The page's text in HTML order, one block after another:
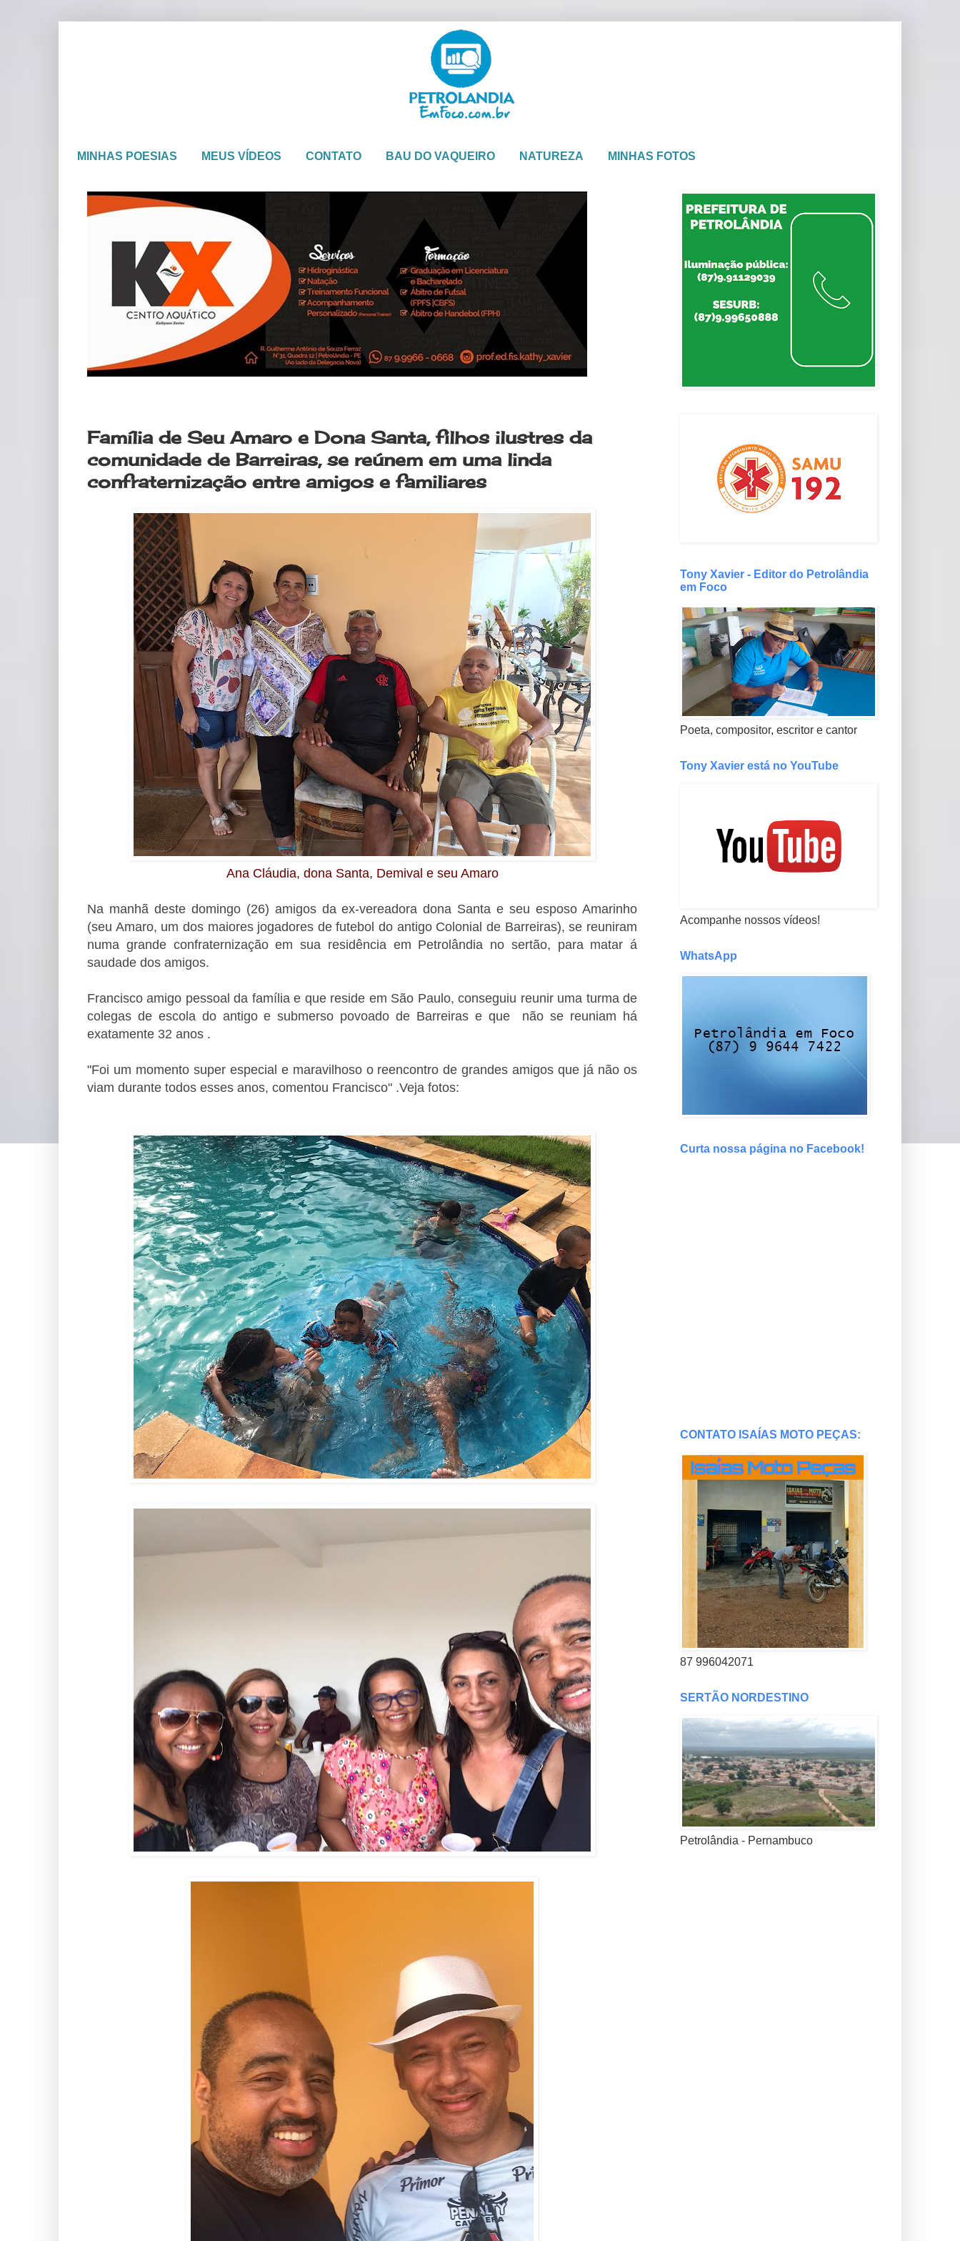
MINHAS POESIAS MEUS VÍDEOS CONTATO BAU DO VAQUEIRO NATUREZA MINHAS FOTOS
Família de Seu Amaro e Dona Santa, filhos ilustres da
comunidade de Barreiras, se reúnem em uma linda
confraternização entre amigos e familiares
Ana Cláudia, dona Santa, Demival e seu Amaro
Na manhã deste domingo (26) amigos da ex-vereadora dona Santa e seu esposo Amarinho
(seu Amaro, um dos maiores jogadores de futebol do antigo Colonial de Barreiras), se reuniram
numa grande confraternização em sua residência em Petrolândia no sertão, para matar á
saudade dos amigos.
Francisco amigo pessoal da família e que reside em São Paulo, conseguiu reunir uma turma de
colegas de escola do antigo e submerso povoado de Barreiras e que não se reuniam há
exatamente 32 anos .
"Foi um momento super especial e maravilhoso o reencontro de grandes amigos que já não os
viam durante todos esses anos, comentou Francisco" .Veja fotos:
Tony Xavier - Editor do Petrolândia
em Foco
Poeta, compositor, escritor e cantor
Tony Xavier está no YouTube
Acompanhe nossos vídeos!
WhatsApp
Curta nossa página no Facebook!
CONTATO ISAÍAS MOTO PEÇAS:
87 996042071
SERTÃO NORDESTINO
Petrolândia - Pernambuco